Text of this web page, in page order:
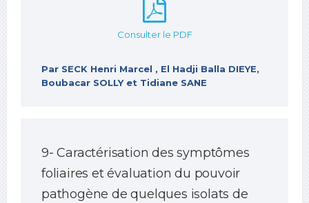
Consulter le PDF
Par SECK Henri Marcel , El Hadji Balla DIEYE,
Boubacar SOLLY et Tidiane SANE
9- Caractérisation des symptômes
foliaires et évaluation du pouvoir
pathogène de quelques isolats de